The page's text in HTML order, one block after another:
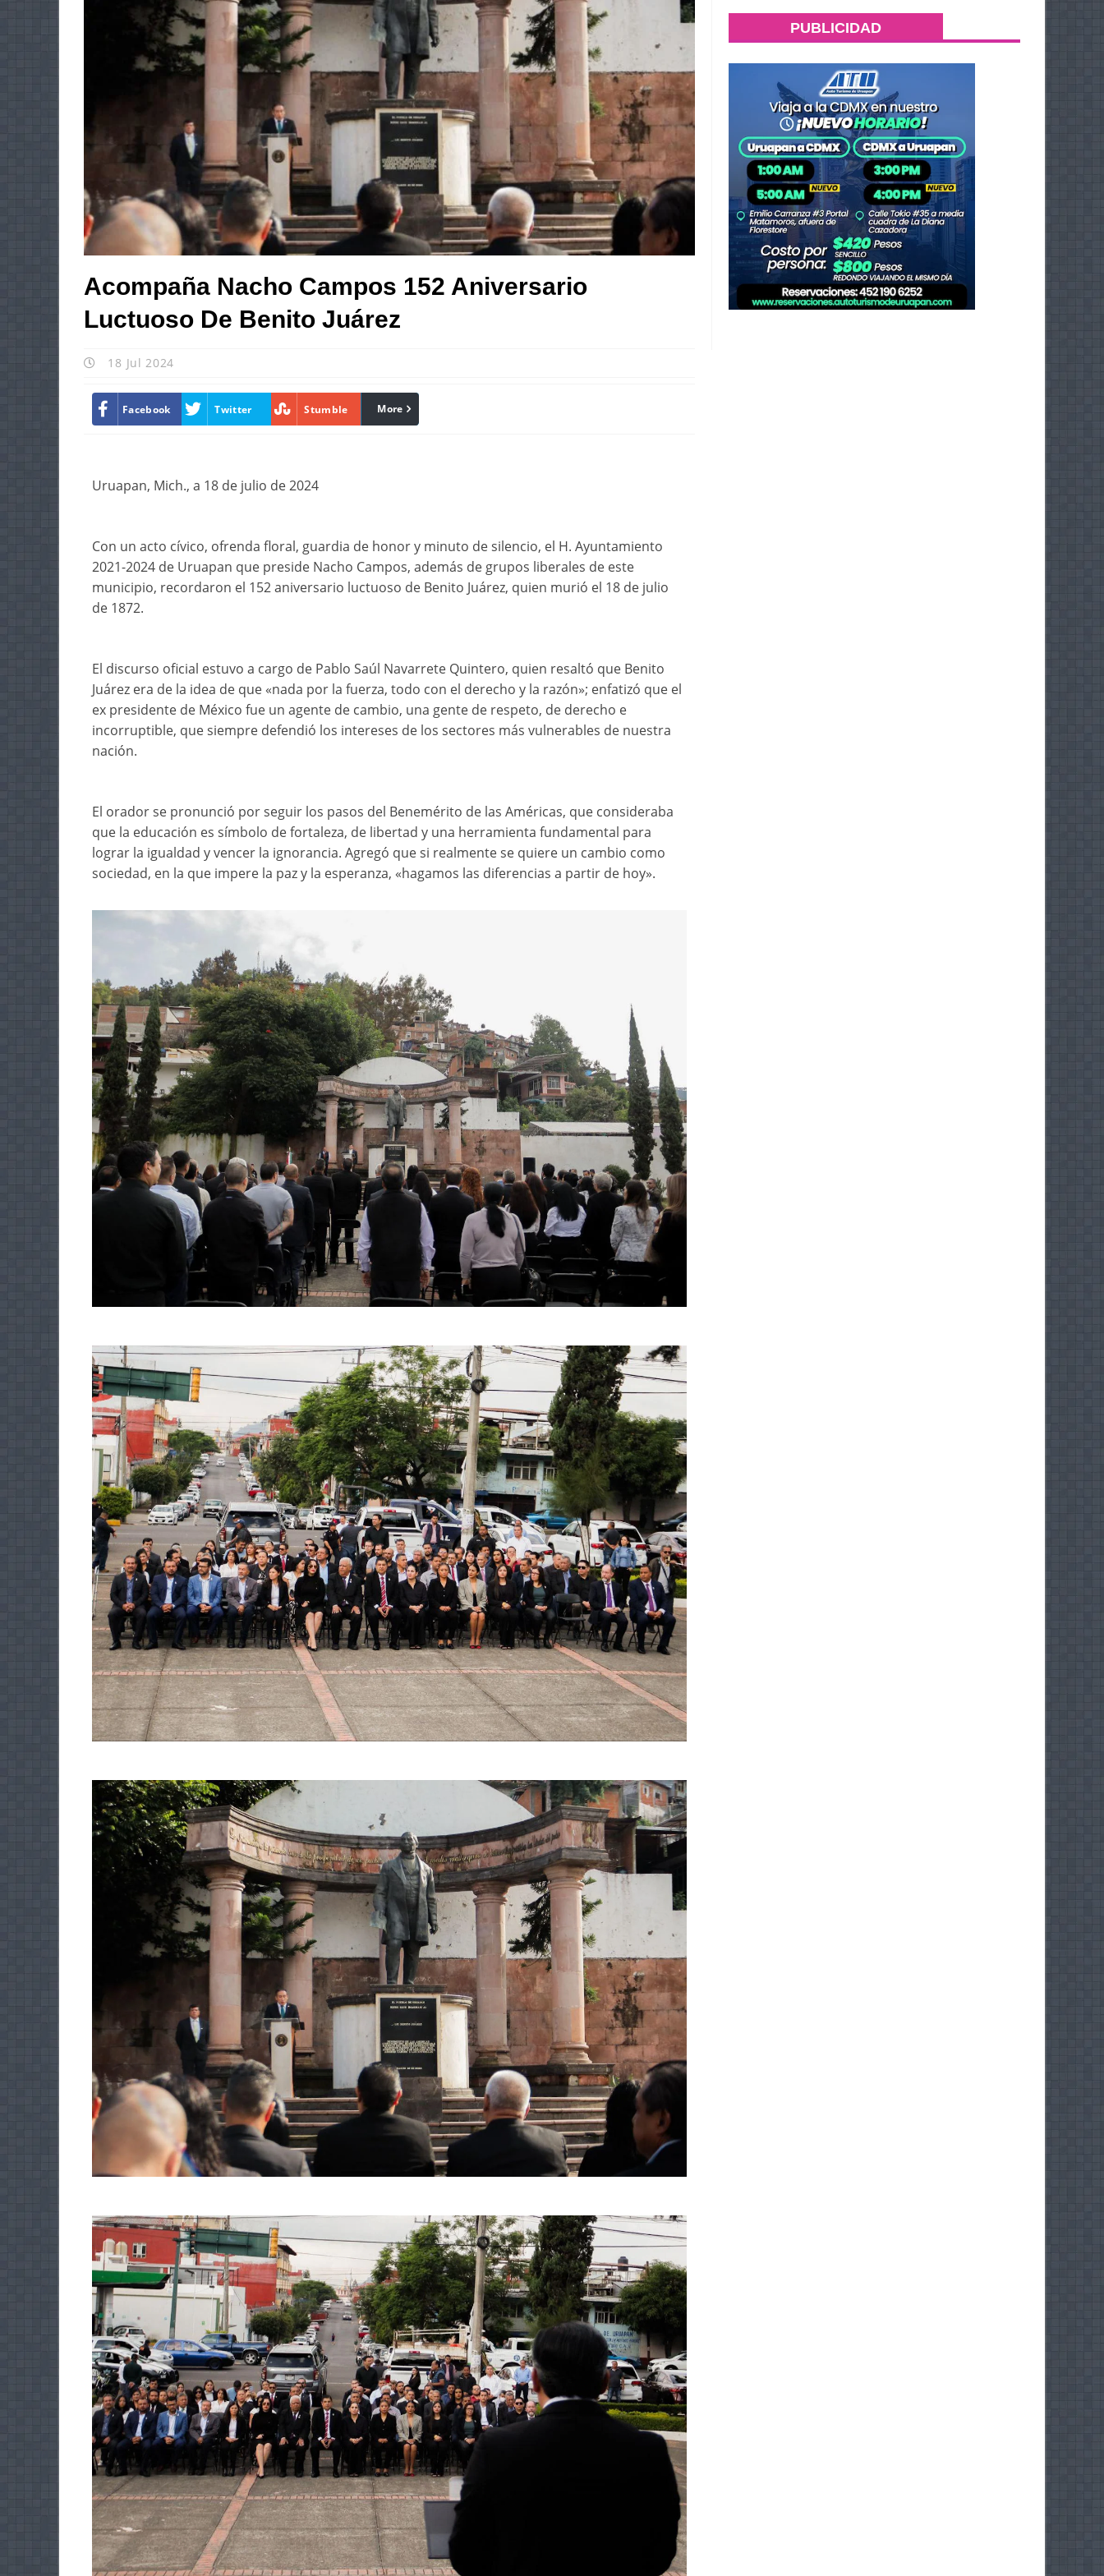
Acompaña Nacho Campos 152 Aniversario
Luctuoso De Benito Juárez
18 Jul 2024
Facebook Twitter Stumble linkedin
More
Uruapan, Mich., a 18 de julio de 2024
Con un acto cívico, ofrenda floral, guardia de honor y minuto de silencio, el H. Ayuntamiento
2021-2024 de Uruapan que preside Nacho Campos, además de grupos liberales de este
municipio, recordaron el 152 aniversario luctuoso de Benito Juárez, quien murió el 18 de julio
de 1872.
El discurso oficial estuvo a cargo de Pablo Saúl Navarrete Quintero, quien resaltó que Benito
Juárez era de la idea de que «nada por la fuerza, todo con el derecho y la razón»; enfatizó que el
ex presidente de México fue un agente de cambio, una gente de respeto, de derecho e
incorruptible, que siempre defendió los intereses de los sectores más vulnerables de nuestra
nación.
El orador se pronunció por seguir los pasos del Benemérito de las Américas, que consideraba
que la educación es símbolo de fortaleza, de libertad y una herramienta fundamental para
lograr la igualdad y vencer la ignorancia. Agregó que si realmente se quiere un cambio como
sociedad, en la que impere la paz y la esperanza, «hagamos las diferencias a partir de hoy».
PUBLICIDAD